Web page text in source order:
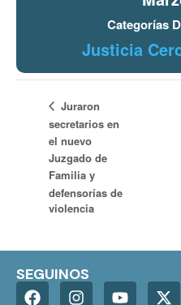
Categorías
Justicia
Juraron
secretarios en
el nuevo
Juzgado de
Familia y
defensorías de
violencia
SEGUINOS